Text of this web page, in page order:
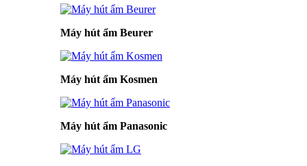
Máy hút ẩm Beurer
Máy hút ẩm Kosmen
Máy hút ẩm Panasonic